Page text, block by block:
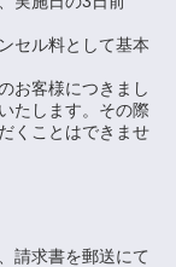
セル料として基本
お客様につきまし
たします。その際
くことはできませ
請求書を郵送にて